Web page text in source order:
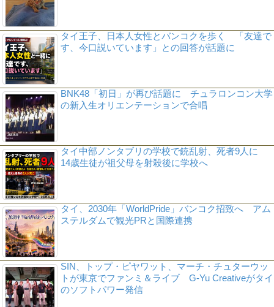
タイ王子、日本人女性とバンコクを歩く 「友達で
す、今口説いています」との回答が話題に
BNK48「初日」が再び話題に チュラロンコン大学
の新入生オリエンテーションで合唱
タイ中部ノンタブリの学校で銃乱射、死者9人に
14歳生徒が祖父母を射殺後に学校へ
タイ、2030年「WorldPride」バンコク招致へ アム
ステルダムで観光PRと国際連携
SIN、トップ・ピヤワット、マーチ・チュターウッ
トが東京でファンミ＆ライブ G-Yu Creativeがタイ
のソフトパワー発信